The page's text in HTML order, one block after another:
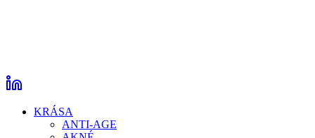
KRÁSA
ANTI-AGE